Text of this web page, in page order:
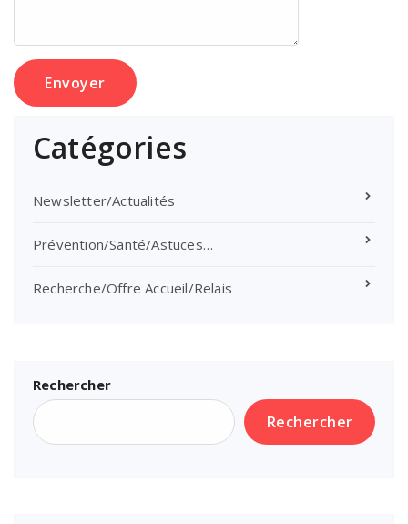
Catégories
Newsletter/Actualités
Prévention/Santé/Astuces…
Recherche/Offre Accueil/Relais
Rechercher
Rechercher